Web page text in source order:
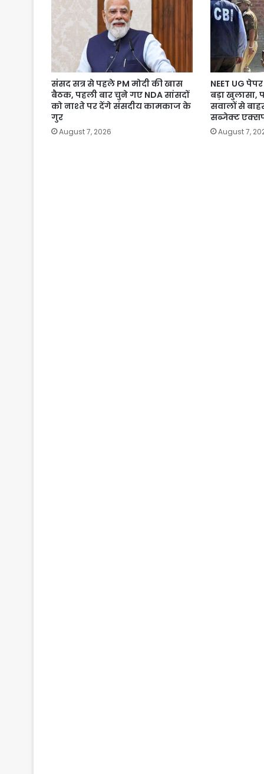
संसद सत्र से पहले PM मोदी की खास
बैठक, पहली बार चुने गए NDA सांसदों
को नाश्ते पर देंगे संसदीय कामकाज के
गुर
August 7, 2026
NEET UG
बड़ा खुलासा,
सवालों से
सब्जेक्ट
August 7,